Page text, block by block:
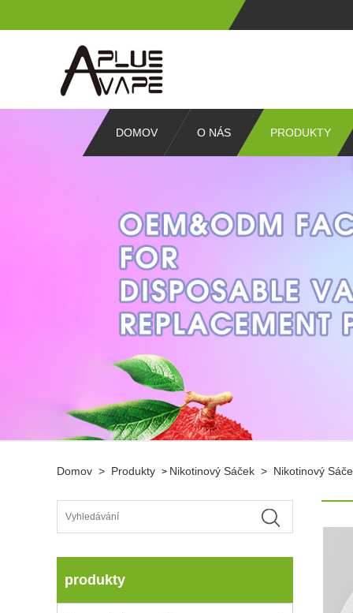
DOMOV O NÁS PRODUKTY
Domov > Produkty > Nikotinový Sáček > Nikotinový
produkty